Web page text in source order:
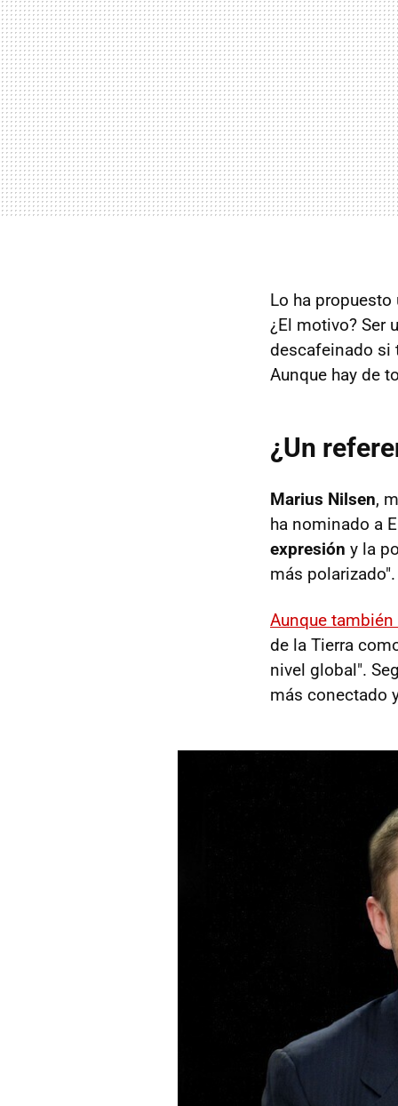
Lo ha
¿El motivo? Ser
descafeinado si
Aunque hay de
¿Un
Marius Nilsen,
ha nominado a
expresión y la
más polarizado".
Aunque
de la Tierra
nivel global".
más conectado